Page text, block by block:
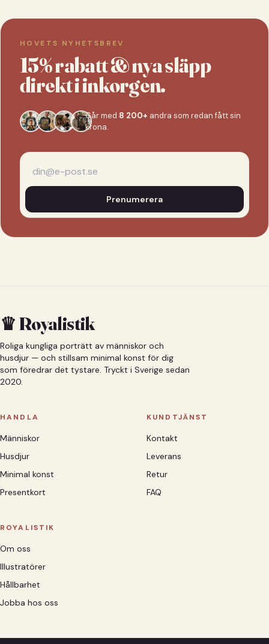
HOVETS NYHETSBREV
15% rabatt & nya släpp
direkt i inkorgen.
Går med 8 200+ andra som redan fått sin
krona.
Prenumerera
♛ Royalistik
Roliga kungliga porträtt av människor och
husdjur — och stillsam minimal konst för dig
som föredrar det tystare. Tryckt i Sverige sedan
2020.
HANDLA
Människor
Husdjur
Minimal konst
Presentkort
KUNDTJÄNST
Kontakt
Leverans
Retur
FAQ
ROYALISTIK
Om oss
Illustratörer
Hållbarhet
Jobba hos oss